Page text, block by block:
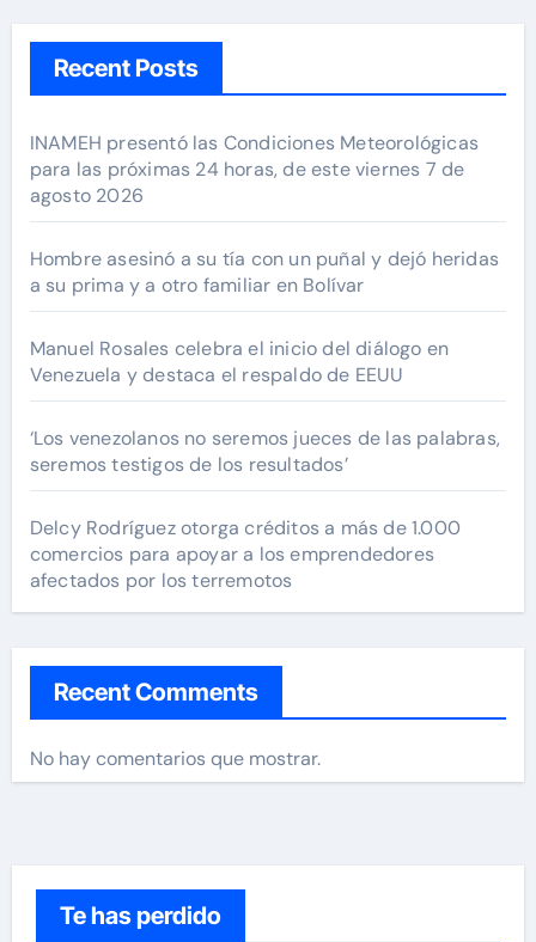
Recent Posts
INAMEH presentó las Condiciones Meteorológicas
para las próximas 24 horas, de este viernes 7 de
agosto 2026
Hombre asesinó a su tía con un puñal y dejó heridas
a su prima y a otro familiar en Bolívar
Manuel Rosales celebra el inicio del diálogo en
Venezuela y destaca el respaldo de EEUU
‘Los venezolanos no seremos jueces de las palabras,
seremos testigos de los resultados’
Delcy Rodríguez otorga créditos a más de 1.000
comercios para apoyar a los emprendedores
afectados por los terremotos
Recent Comments
No hay comentarios que mostrar.
Te has perdido